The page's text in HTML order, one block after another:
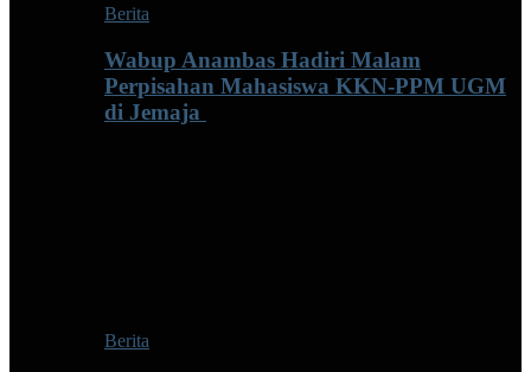
Berita
Wabup Anambas Hadiri Malam
Perpisahan Mahasiswa KKN-PPM UGM
di Jemaja ‎
Berita